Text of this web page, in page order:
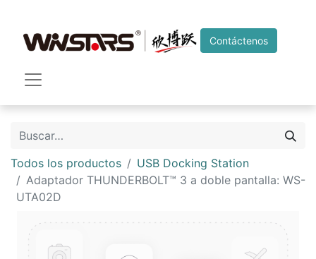
Contáctenos
Todos los productos
USB Docking Station
Adaptador THUNDERBOLT™ 3 a doble pantalla: WS-
UTA02D